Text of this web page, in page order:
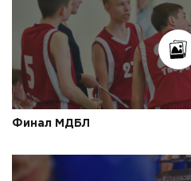
Финал МДБЛ